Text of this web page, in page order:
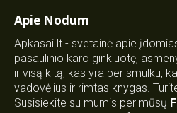
Apie Nodum
Apkasai.lt - svetainė apie
pasaulinio karo ginkluotę,
ir visą kitą, kas yra per smulku,
vadovėlius ir rimtas knygas.
Susisiekite su mumis per mūsų